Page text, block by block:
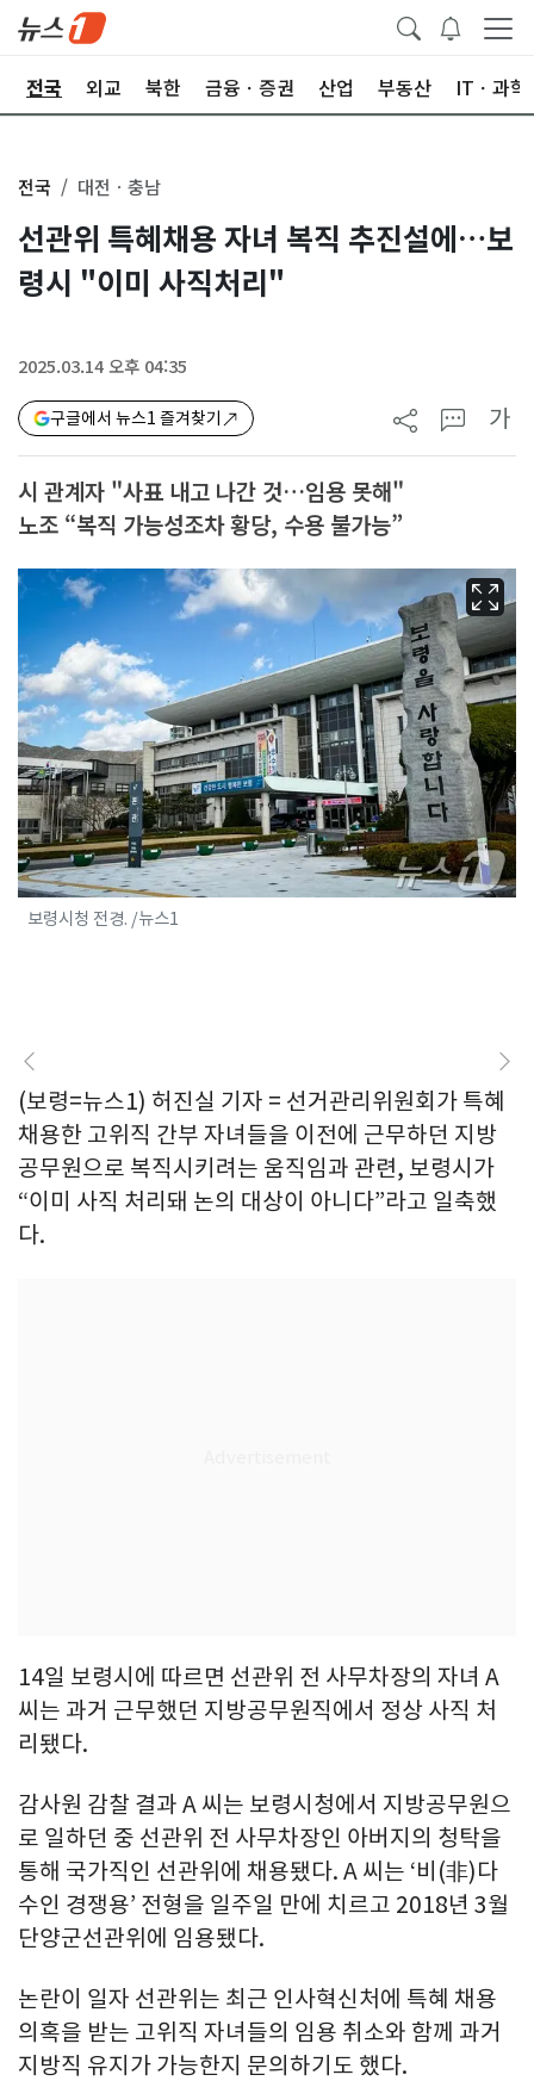
전국 외교 북한 금융ㆍ증권 산업 부동산 ITㆍ과학
전국 대전ㆍ충남
선관위 특혜채용 자녀 복직 추진설에…보
령시 "이미 사직처리"
2025.03.14 오후 04:35
구글에서 뉴스1 즐겨찾기 가
시 관계자 "사표 내고 나간 것…임용 못해"
노조 “복직 가능성조차 황당, 수용 불가능”
보령시청 전경. /뉴스1
(보령=뉴스1) 허진실 기자 = 선거관리위원회가 특혜
채용한 고위직 간부 자녀들을 이전에 근무하던 지방
공무원으로 복직시키려는 움직임과 관련, 보령시가
“이미 사직 처리돼 논의 대상이 아니다”라고 일축했
다.
14일 보령시에 따르면 선관위 전 사무차장의 자녀 A
씨는 과거 근무했던 지방공무원직에서 정상 사직 처
리됐다.
감사원 감찰 결과 A 씨는 보령시청에서 지방공무원으
로 일하던 중 선관위 전 사무차장인 아버지의 청탁을
통해 국가직인 선관위에 채용됐다. A 씨는 ‘비(非)다
수인 경쟁용’ 전형을 일주일 만에 치르고 2018년 3월
단양군선관위에 임용됐다.
논란이 일자 선관위는 최근 인사혁신처에 특혜 채용
의혹을 받는 고위직 자녀들의 임용 취소와 함께 과거
지방직 유지가 가능한지 문의하기도 했다.